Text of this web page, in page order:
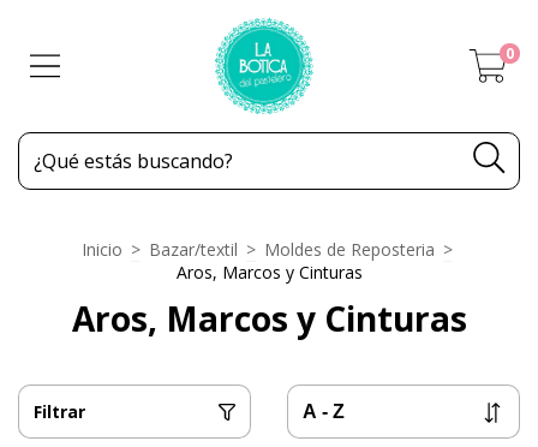
0
Inicio > Bazar/textil > Moldes de Reposteria >
Aros, Marcos y Cinturas
Aros, Marcos y Cinturas
Filtrar